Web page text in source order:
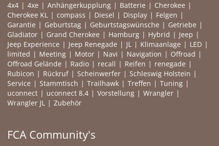
4x4 4xe Anhängerkupplung Batterie
Cherokee
Cherokee KL
compass Diesel Display
Felgen
Garantie
Geburtstag Geburtstagswünsche
Getriebe
Gladiator
Grand Cherokee Hamburg Hybrid
Jeep
Jeep Experience
Jeep Renegade JL Klimaanlage
LED
limited
Meeting Motor Navi Navigation
Offroad
Offroad Gelände
Radio recall Reifen
renegade
Rubicon
Rückruf Scheinwerfer
Schleswig Holstein
Service
Stammtisch Trailhawk Treffen
Tuning
uconnect
uconnect 8.4 Vorstellung
Wrangler
Wrangler JL
Zubehör
FCA Community's